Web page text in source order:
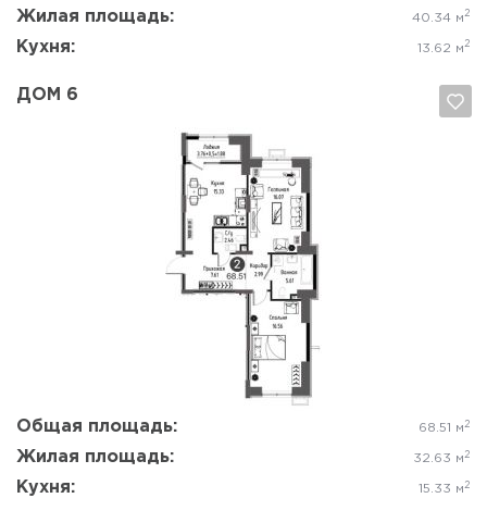
Жилая площадь: 40.34 м 2
Кухня: 13.62 м 2
ДОМ 6
Общая площадь: 68.51 м 2
Жилая площадь: 32.63 м 2
Кухня: 15.33 м 2
Отмена